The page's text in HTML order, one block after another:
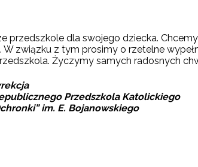
przedszkole dla swojego dziecka.
związku z tym prosimy o rzetelne
Życzymy samych radosnych
Przedszkola Katolickiego
im. E. Bojanowskiego